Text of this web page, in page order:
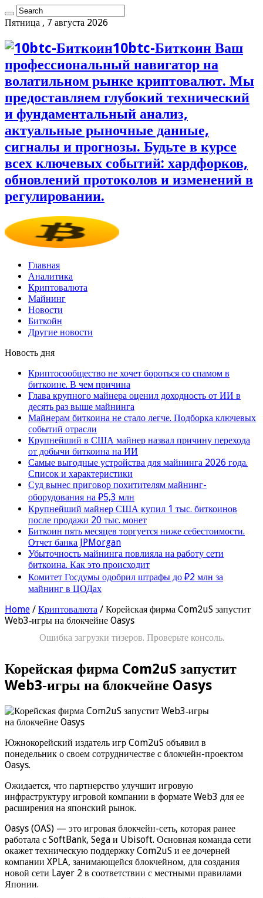
Пятница , 7 августа 2026
10btc-Биткоин Ваш
профессиональный навигатор на
волатильном рынке криптовалют. Мы
предоставляем глубокий технический
и фундаментальный анализ,
актуальные рыночные данные,
сигналы и прогнозы. Будьте в курсе
всех ключевых событий: хардфорков,
обновлений протоколов и изменений в
регулировании.
Главная
Аналитика
Криптовалюта
Майнинг
Новости
Биткойн
Другие новости
Новость дня
Криптосообщество не хочет бороться со спамом в
биткоине. В чем причина
Глава крупного майнера оценил доходность от ИИ в
десять раз выше майнинга
Майнерам биткоина не стало легче. Подборка ключевых
событий отрасли
Крупнейший в США майнер назвал причину перехода
от добычи биткоина на ИИ
Самые выгодные устройства для майнинга 2026 года.
Список и характеристики
Суд вынес приговор похитителям майнинг-
оборудования на ₽5,3 млн
Крупнейший майнер США купил 1 тыс. биткоинов
после продажи 20 тыс. монет
Биткоин пять месяцев торгуется ниже себестоимости.
Отчет банка JPMorgan
Убыточность майнинга повлияла на работу сети
биткоина. Как это происходит
Комитет Госдумы одобрил штрафы до ₽2 млн за
майнинг в ЦОДах
Home / Криптовалюта / Корейская фирма Com2uS запустит
Web3‑игры на блокчейне Oasys
Ошибка загрузки тизеров. Проверьте консоль.
Корейская фирма Com2uS запустит
Web3‑игры на блокчейне Oasys
Южнокорейский издатель игр Com2uS объявил в
понедельник о своем сотрудничестве с блокчейн-проектом
Oasys.
Ожидается, что партнерство улучшит игровую
инфраструктуру игровой компании в формате Web3 для ее
расширения на японский рынок.
Oasys (OAS) — это игровая блокчейн-сеть, которая ранее
работала с SoftBank, Sega и Ubisoft. Основная команда сети
окажет техническую поддержку Com2uS и ее дочерней
компании XPLA, занимающейся блокчейном, для создания
новой сети Layer 2 в соответствии с местными правилами
Японии.